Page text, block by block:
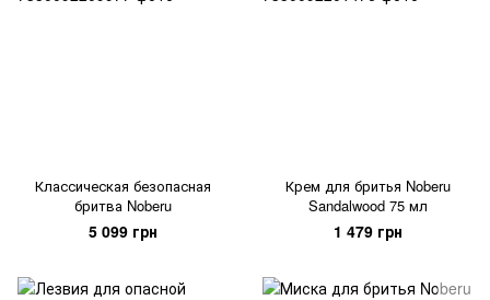
Классическая безопасная
бритва Noberu
5 099 грн
Крем для бритья Noberu
Sandalwood 75 мл
1 479 грн